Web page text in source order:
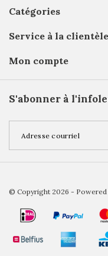
Catégories
Service à la clientèle
Mon compte
S'abonner à
© Copyright 2026 - Powered